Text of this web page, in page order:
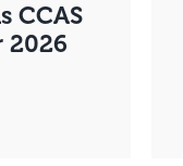
CCAS
2026